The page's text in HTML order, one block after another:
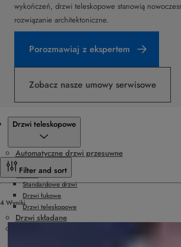
wykończeń, drzwi teleskopowe stanowią
rozwiązanie architektoniczne.
Porozmawiaj z ekspertem
Zobacz nasze umowy serwisowe
Drzwi teleskopowe
Automatyczne drzwi przesuwne
Standardowe drzwi
Drzwi łukowe
Drzwi teleskopowe
Drzwi składane
Filter and sort
4 Wyniki